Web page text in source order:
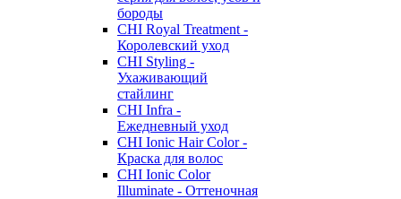
бороды
CHI Royal Treatment -
Королевский уход
CHI Styling -
Ухаживающий
стайлинг
CHI Infra -
Ежедневный уход
CHI Ionic Hair Color -
Краска для волос
CHI Ionic Color
Illuminate - Оттеночная